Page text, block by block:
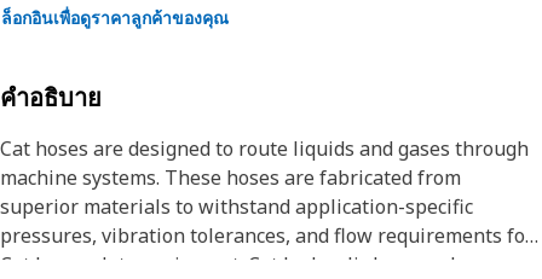
ล็อกอินเพื่อดูราคาลูกค้าของคุณ
คำอธิบาย
Cat hoses are designed to route liquids and gases through
machine systems. These hoses are fabricated from
superior materials to withstand application-specific
pressures, vibration tolerances, and flow requirements for
Cat heavy-duty equipment. Cat hydraulic hose and